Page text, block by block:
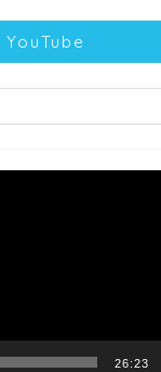
YouTube
26:23